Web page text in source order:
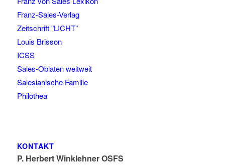
Franz-Sales-Verlag
Zeitschrift "LICHT"
Louis Brisson
ICSS
Sales-Oblaten weltweit
Salesianische Familie
Philothea
KONTAKT
P. Herbert Winklehner OSFS